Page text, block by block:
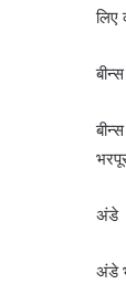
लिए
अंडे
अंडे